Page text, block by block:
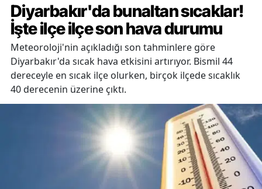
Diyarbakır'da bunaltan sıcaklar!
İşte ilçe ilçe son hava durumu
Meteoroloji'nin açıkladığı son tahminlere göre
Diyarbakır'da sıcak hava etkisini artırıyor. Bismil 44
dereceyle en sıcak ilçe olurken, birçok ilçede sıcaklık
40 derecenin üzerine çıktı.